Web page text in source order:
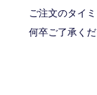
ご注文のタイミ
何卒ご了承くだ